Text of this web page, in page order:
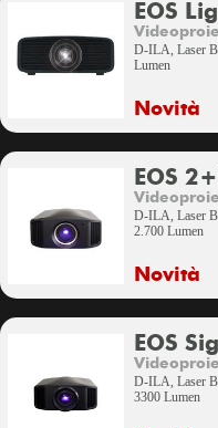
EOS
D-ILA, Laser
Lumen
Novità
EOS
D-ILA, Laser
2.700 Lumen
Novità
EOS
D-ILA, Laser
3300 Lumen